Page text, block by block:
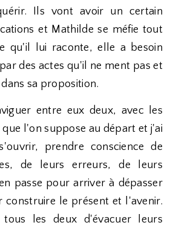
Ils vont avoir un certain
et Mathilde se méfie tout
qu'il lui raconte, elle a besoin
des actes qu'il ne ment pas et
sa proposition.
entre eux deux, avec les
que l'on suppose au départ et j'ai
prendre conscience de
de leurs erreurs, de leurs
passe pour arriver à dépasser
construire le présent et l'avenir.
les deux d'évacuer leurs